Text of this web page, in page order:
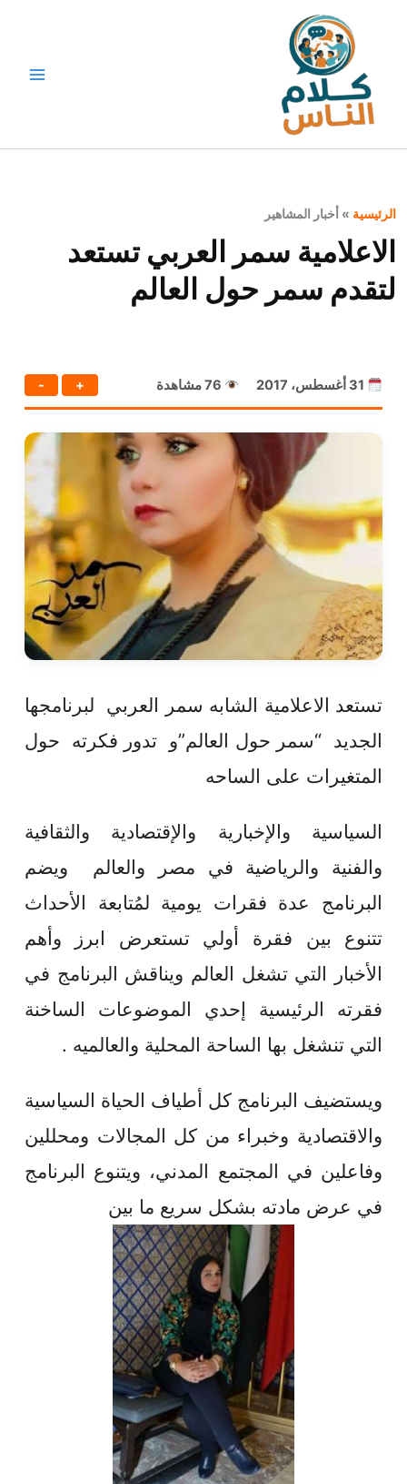
الرئيسية » أخبار المشاهير
الاعلامية سمر العربي تستعد
لتقدم سمر حول العالم
+
-
تستعد الاعلامية الشابه سمر العربي لبرنامجها
الجديد “سمر حول العالم”و تدور فكرته حول
المتغيرات على الساحه
السياسية والإخبارية والإقتصادية والثقافية
والفنية والرياضية في مصر والعالم ويضم
البرنامج عدة فقرات يومية لمُتابعة الأحداث
تتنوع بين فقرة أولي تستعرض ابرز وأهم
الأخبار التي تشغل العالم ويناقش البرنامج في
فقرته الرئيسية إحدي الموضوعات الساخنة
التي تنشغل بها الساحة المحلية والعالميه .
ويستضيف البرنامج كل أطياف الحياة السياسية
والاقتصادية وخبراء من كل المجالات ومحللين
وفاعلين في المجتمع المدني، ويتنوع البرنامج
في عرض مادته بشكل سريع ما بين